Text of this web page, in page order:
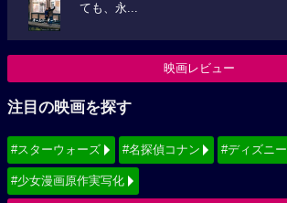
ても、永...
映画レビュー
注目の映画を探す
#スターウォーズ #名探偵コナン #ディズニー
#少女漫画原作実写化